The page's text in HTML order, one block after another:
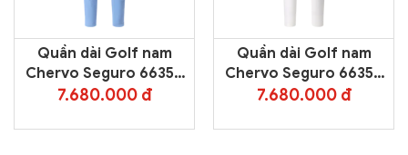
Quần dài Golf nam
Chervo Seguro 66350
– Light Blue 5001
7.680.000 đ
Quần dài Golf nam
Chervo Seguro 66350
– White 100
7.680.000 đ